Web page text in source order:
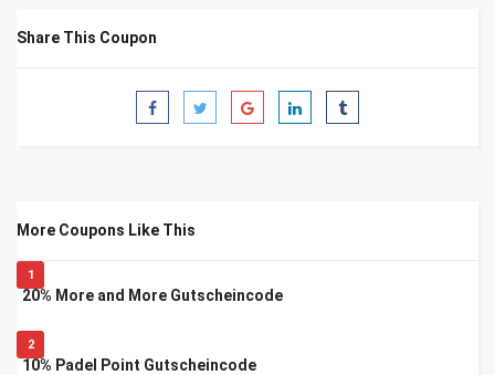
Share This Coupon
More Coupons Like This
1
20% More and More Gutscheincode
2
10% Padel Point Gutscheincode